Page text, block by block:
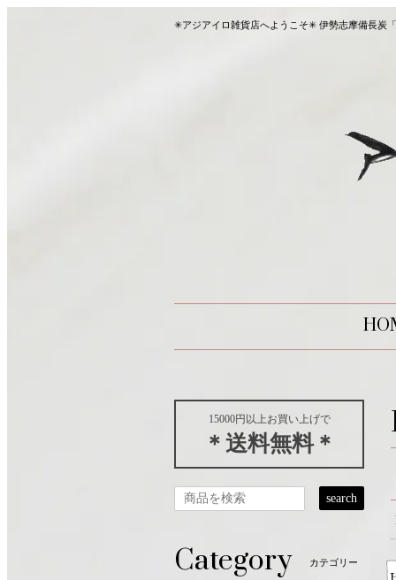
✳︎アジアイロ雑貨店へようこそ✳︎ 伊勢志摩備長炭
15000円以上お買い上げで
＊送料無料＊
search
Category カテゴリー